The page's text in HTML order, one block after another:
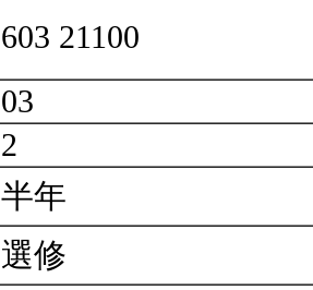
603 21100
03
2
半年
選修